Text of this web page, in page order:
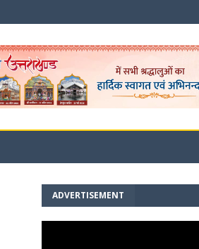
ADVERTISEMENT